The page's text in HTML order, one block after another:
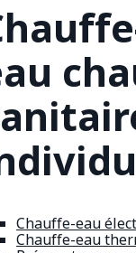
Chauffe-eau
Chauffe-eau